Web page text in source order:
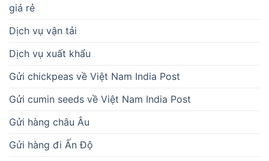
giá rẻ
Dịch vụ vận tải
Dịch vụ xuất khẩu
Gửi chickpeas về Việt Nam India Post
Gửi cumin seeds về Việt Nam India Post
Gửi hàng châu Âu
Gửi hàng đi Ấn Độ